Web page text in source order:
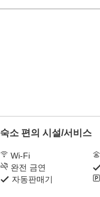
숙소 편의 시설/서비스
Wi-Fi
완전 금연
자동판매기